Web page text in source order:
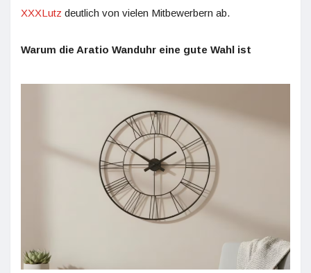
XXXLutz deutlich von vielen Mitbewerbern ab.
Warum die Aratio Wanduhr eine gute Wahl ist